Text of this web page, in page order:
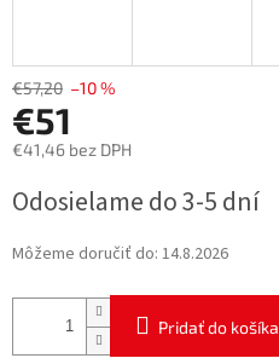
€57,20 –10 %
€51
€41,46 bez DPH
cena:
Odosielame do 3-5 dní
Môžeme doručiť do: 14.8.2026
Pridať do košíka